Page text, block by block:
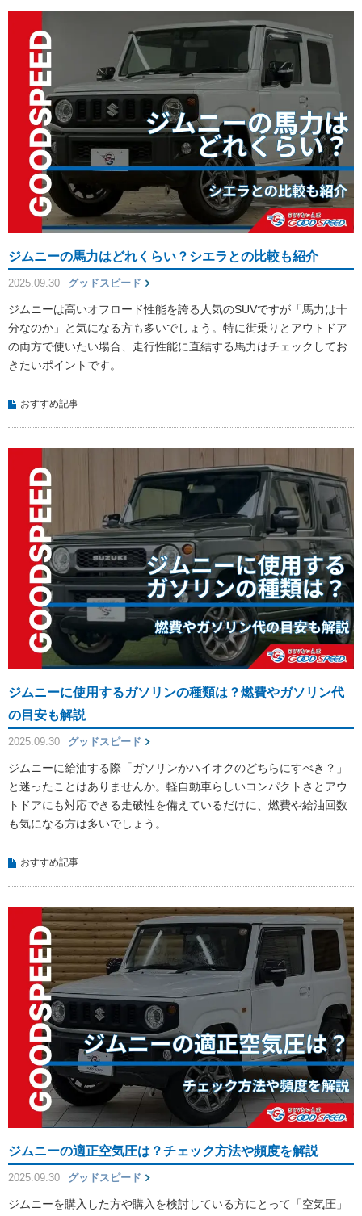
ジムニーの馬力はどれくらい？シエラとの比較も紹介
2025.09.30 グッドスピード
ジムニーは高いオフロード性能を誇る人気のSUVですが「馬力は十
分なのか」と気になる方も多いでしょう。特に街乗りとアウトドア
の両方で使いたい場合、走行性能に直結する馬力はチェックしてお
きたいポイントです。
おすすめ記事
ジムニーに使用するガソリンの種類は？燃費やガソリン代
の目安も解説
2025.09.30 グッドスピード
ジムニーに給油する際「ガソリンかハイオクのどちらにすべき？」
と迷ったことはありませんか。軽自動車らしいコンパクトさとアウ
トドアにも対応できる走破性を備えているだけに、燃費や給油回数
も気になる方は多いでしょう。
おすすめ記事
ジムニーの適正空気圧は？チェック方法や頻度を解説
2025.09.30 グッドスピード
ジムニーを購入した方や購入を検討している方にとって「空気圧」